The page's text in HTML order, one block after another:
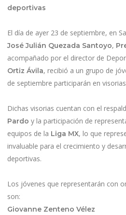
deportivas
El día de ayer 23 de septiembre, en
José Julián Quezada Santoyo,
acompañado por el director de
Ortiz Ávila, recibió a un grupo de
de septiembre participarán en
Dichas visorias cuentan con el
Pardo y la participación de
equipos de la Liga MX, lo que
invaluable para el crecimiento y
deportivas.
Los jóvenes que representarán con
son:
Giovanne Zenteno Vélez